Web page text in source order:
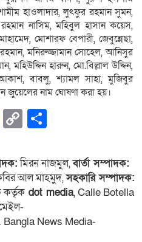
হাওলাদার, লুৎফুর রহমান সুমন,
নাসিম, মহিবুল হাসান কয়েস,
মোশারফ বেপারী, জেবুন্নেছা,
মনিরুজ্জামান সোহেল, আনিসুর
মহিউদ্দিন হারুন, মো.বিল্লাল উদ্দিন,
বাবলু, শ্যামল সাহা, মুজিবুর
জুয়েলের নাম ঘোষণা করা হয়।
PrintFriendly
Copy
মিরন নাজমুল,বার্তা সম্পাদক:
আল মাহমুদ,সহকারি সম্পাদক:
কর্তৃক dot media, Calle Botella
News Media-